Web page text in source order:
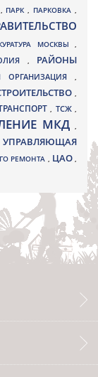
, ПАРК, ПАРКОВКА ,
МОСКВЫ ,
, РАЙОНЫ
ОРГАНИЗАЦИЯ ,
,
, ТСЖ ,
МКД ,
УПРАВЛЯЮЩАЯ
РЕМОНТА , ЦАО,